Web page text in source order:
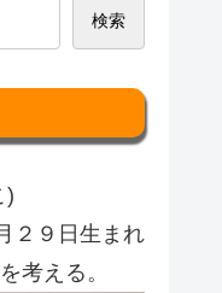
検索
)
２９日生まれ
考える。